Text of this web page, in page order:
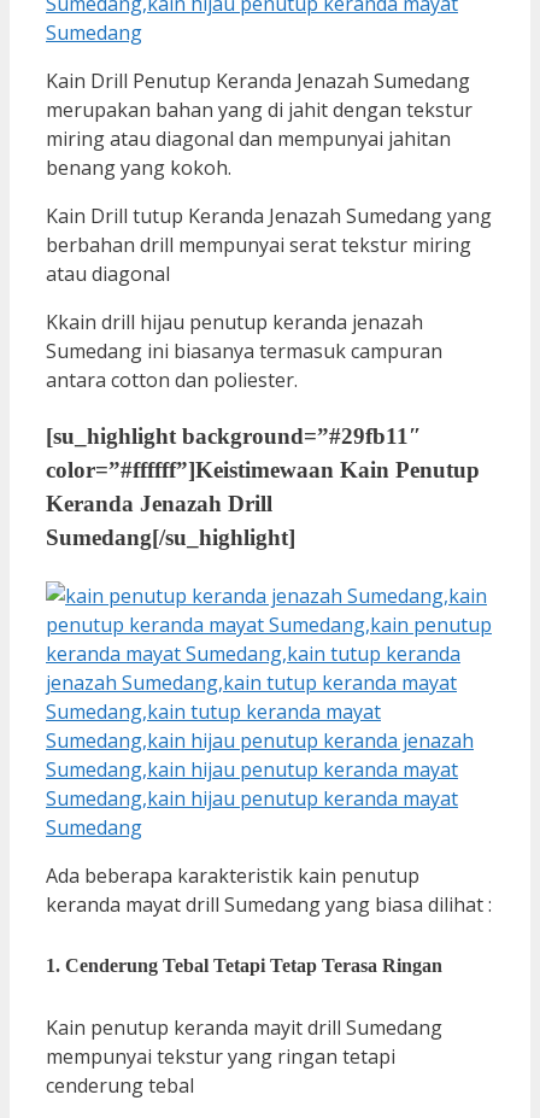
Kain Drill Penutup Keranda Jenazah Sumedang
merupakan bahan yang di jahit dengan tekstur
miring atau diagonal dan mempunyai jahitan
benang yang kokoh.
Kain Drill tutup Keranda Jenazah Sumedang yang
berbahan drill mempunyai serat tekstur miring
atau diagonal
Kkain drill hijau penutup keranda jenazah
Sumedang ini biasanya termasuk campuran
antara cotton dan poliester.
[su_highlight background=”#29fb11″
color=”#ffffff”]Keistimewaan Kain Penutup
Keranda Jenazah Drill
Sumedang[/su_highlight]
Ada beberapa karakteristik kain penutup
keranda mayat drill Sumedang yang biasa dilihat :
1. Cenderung Tebal Tetapi Tetap Terasa Ringan
Kain penutup keranda mayit drill Sumedang
mempunyai tekstur yang ringan tetapi
cenderung tebal